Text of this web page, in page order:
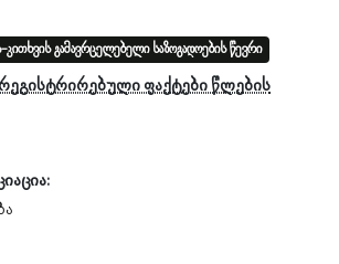
გამავრცელებელი საზოგადოების წევრი